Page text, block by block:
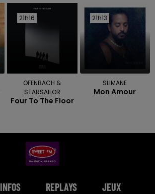
21h16
21h16
OFENBACH &
STARSAILOR
Four To The Floor
21h13
21h13
SLIMANE
Mon Amour
INFOS REPLAYS JEUX